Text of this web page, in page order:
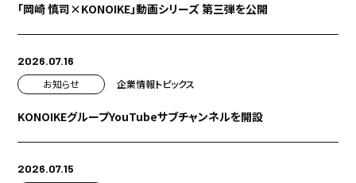
「岡崎 慎司×KONOIKE」動画シリーズ 第三弾を公開
2026.07.16
お知らせ
企業情報トピックス
KONOIKEグループYouTubeサブチャンネルを開設
2026.07.15